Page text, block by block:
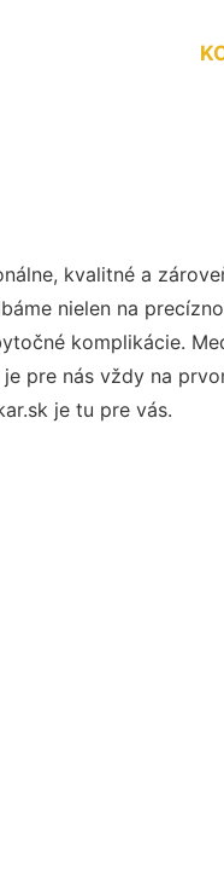
kvalitné a
nielen na
komplikácie.
pre nás vždy na
je tu pre vás.